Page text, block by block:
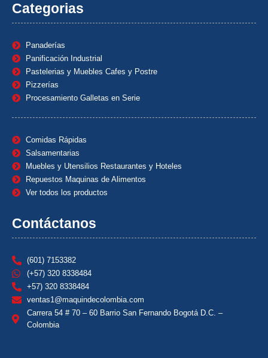
Categorias
Panaderías
Panificación Industrial
Pastelerias y Muebles Cafes y Postre
Pizzerías
Procesamiento Galletas en Serie
Comidas Rápidas
Salsamentarias
Muebles y Utensilios Restaurantes y Hoteles
Repuestos Maquinas de Alimentos
Ver todos los productos
Contáctanos
(601) 7153382
(+57) 320 8338484
+57) 320 8338484
ventas1@maquindecolombia.com
Carrera 54 # 70 – 60 Barrio San Fernando Bogotá D.C. –
Colombia